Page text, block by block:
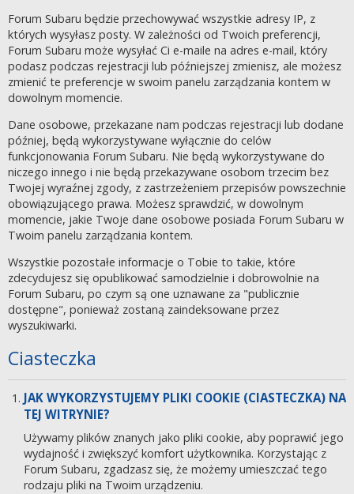
Forum Subaru będzie przechowywać wszystkie adresy IP, z
których wysyłasz posty. W zależności od Twoich preferencji,
Forum Subaru może wysyłać Ci e-maile na adres e-mail, który
podasz podczas rejestracji lub późniejszej zmienisz, ale możesz
zmienić te preferencje w swoim panelu zarządzania kontem w
dowolnym momencie.
Dane osobowe, przekazane nam podczas rejestracji lub dodane
później, będą wykorzystywane wyłącznie do celów
funkcjonowania Forum Subaru. Nie będą wykorzystywane do
niczego innego i nie będą przekazywane osobom trzecim bez
Twojej wyraźnej zgody, z zastrzeżeniem przepisów powszechnie
obowiązującego prawa. Możesz sprawdzić, w dowolnym
momencie, jakie Twoje dane osobowe posiada Forum Subaru w
Twoim panelu zarządzania kontem.
Wszystkie pozostałe informacje o Tobie to takie, które
zdecydujesz się opublikować samodzielnie i dobrowolnie na
Forum Subaru, po czym są one uznawane za "publicznie
dostępne", ponieważ zostaną zaindeksowane przez
wyszukiwarki.
Ciasteczka
JAK WYKORZYSTUJEMY PLIKI COOKIE (CIASTECZKA) NA
TEJ WITRYNIE?
Używamy plików znanych jako pliki cookie, aby poprawić jego
wydajność i zwiększyć komfort użytkownika. Korzystając z
Forum Subaru, zgadzasz się, że możemy umieszczać tego
rodzaju pliki na Twoim urządzeniu.